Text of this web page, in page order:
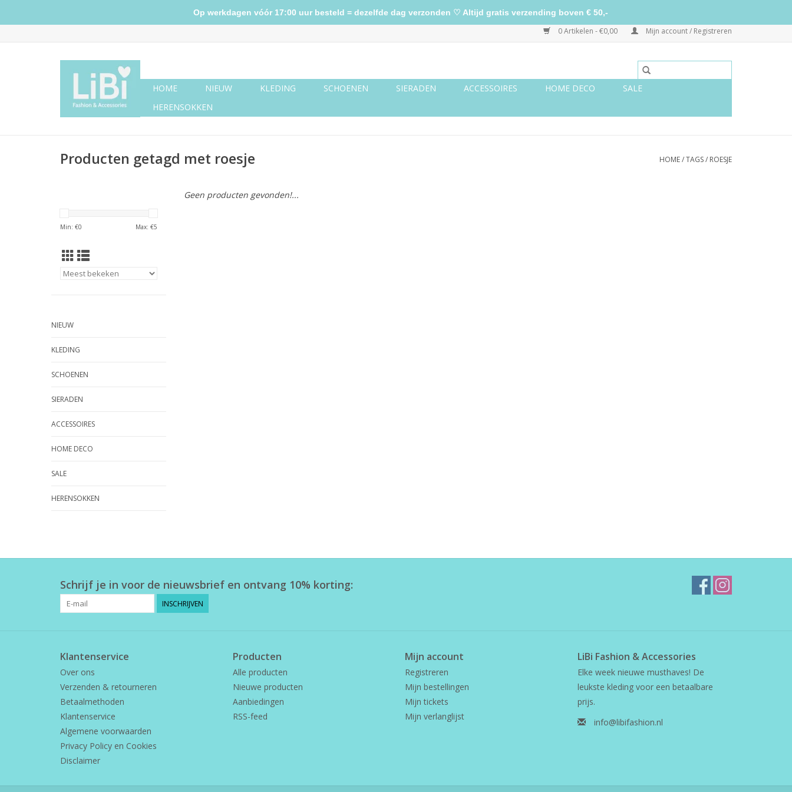
0 Artikelen - €0,00 Mijn account / Registreren
HOME NIEUW KLEDING SCHOENEN SIERADEN ACCESSOIRES HOME DECO
SALE
HERENSOKKEN
Producten getagd met roesje HOME/TAGS/ ROESJE
Min: €0 Max: €5
NIEUW
KLEDING
SCHOENEN
SIERADEN
ACCESSOIRES
HOME DECO
SALE
HERENSOKKEN
Geen producten gevonden!...
Schrijf je in voor de nieuwsbrief en ontvang 10% korting:
INSCHRIJVEN
Klantenservice
Over ons
Verzenden & retourneren
Betaalmethoden
Klantenservice
Algemene voorwaarden
Privacy Policy en Cookies
Disclaimer
Producten
Alle producten
Nieuwe producten
Aanbiedingen
RSS-feed
Mijn account
Registreren
Mijn bestellingen
Mijn tickets
Mijn verlanglijst
LiBi Fashion & Accessories
Elke week nieuwe musthaves! De
leukste kleding voor een betaalbare
prijs.
info@libifashion.nl
Op werkdagen vóór 17:00 uur besteld = dezelfde dag verzonden ♡ Altijd gratis verzending boven € 50,-